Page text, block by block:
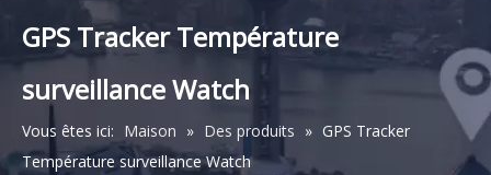
GPS Tracker Température
surveillance Watch
Vous êtes ici: Maison » Des produits » GPS Tracker
Température surveillance Watch